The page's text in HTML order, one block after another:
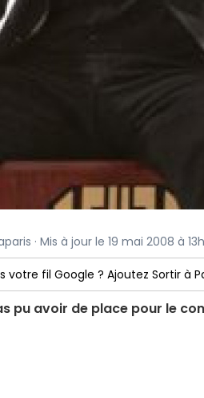
· Mis à jour le 19 mai 2008 à
votre fil Google ? Ajoutez Sortir à
pu avoir de place pour le